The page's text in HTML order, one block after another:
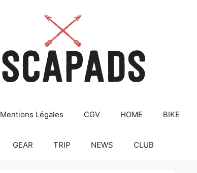
Mentions Légales CGV HOME BIKE
GEAR TRIP NEWS CLUB